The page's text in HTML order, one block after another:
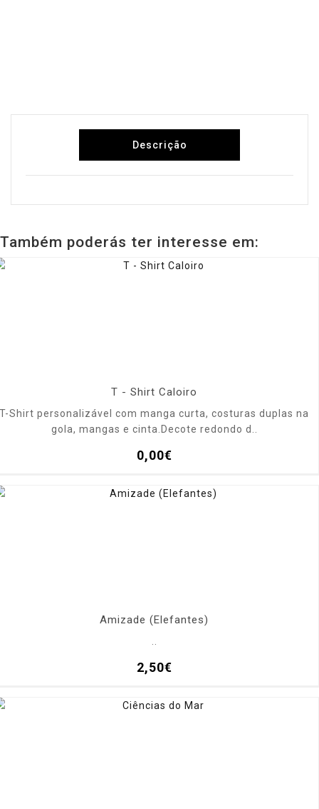
Descrição
Também poderás ter interesse em:
T - Shirt Caloiro
T-Shirt personalizável com manga curta, costuras duplas na
gola, mangas e cinta.Decote redondo d..
0,00€
Amizade (Elefantes)
2,50€